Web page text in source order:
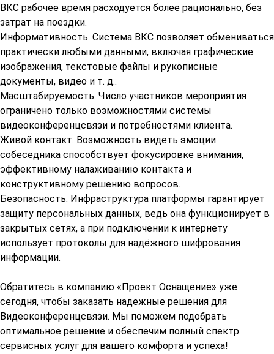
ВКС рабочее время расходуется более рационально, без
затрат на поездки.
Информативность. Система ВКС позволяет обмениваться
практически любыми данными, включая графические
изображения, текстовые файлы и рукописные
документы, видео и т. д..
Масштабируемость. Число участников мероприятия
ограничено только возможностями системы
видеоконференцсвязи и потребностями клиента.
Живой контакт. Возможность видеть эмоции
собеседника способствует фокусировке внимания,
эффективному налаживанию контакта и
конструктивному решению вопросов.
Безопасность. Инфраструктура платформы гарантирует
защиту персональных данных, ведь она функционирует в
закрытых сетях, а при подключении к интернету
использует протоколы для надёжного шифрования
информации.
Обратитесь в компанию «Проект Оснащение» уже
сегодня, чтобы заказать надежные решения для
Видеоконференцсвязи. Мы поможем подобрать
оптимальное решение и обеспечим полный спектр
сервисных услуг для вашего комфорта и успеха!